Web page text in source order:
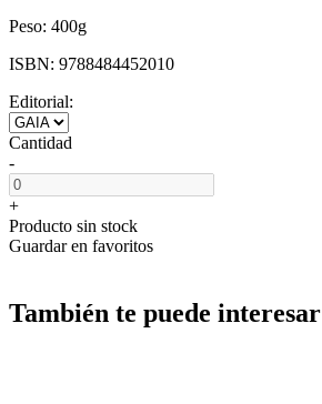
Peso: 400g
ISBN: 9788484452010
Editorial:
Cantidad
-
+
Producto sin stock
Guardar en favoritos
También te puede interesar